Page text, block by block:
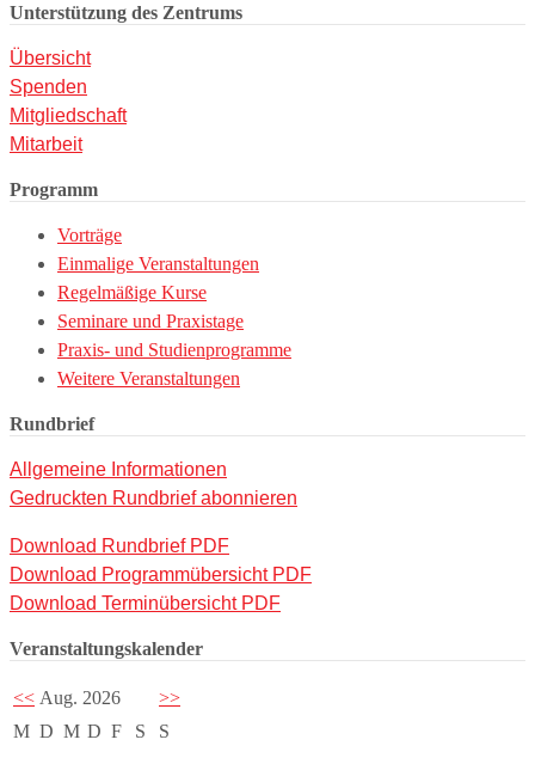
Unterstützung des Zentrums
Übersicht
Spenden
Mitgliedschaft
Mitarbeit
Programm
Vorträge
Einmalige Veranstaltungen
Regelmäßige Kurse
Seminare und Praxistage
Praxis- und Studienprogramme
Weitere Veranstaltungen
Rundbrief
Allgemeine Informationen
Gedruckten Rundbrief abonnieren
Download Rundbrief PDF
Download Programmübersicht PDF
Download Terminübersicht PDF
Veranstaltungskalender
<< Aug. 2026
>>
M D M D F S
S